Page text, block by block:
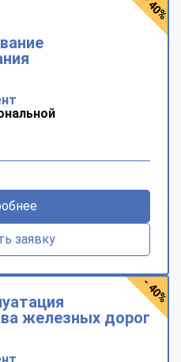
заявку
- 40%
железных дорог
- 40%